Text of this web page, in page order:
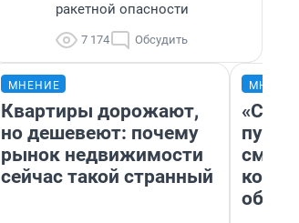
ракетной опасности
7 174 Обсудить
МНЕНИЕ
Квартиры дорожают,
но дешевеют: почему
рынок недвижимости
сейчас такой странный